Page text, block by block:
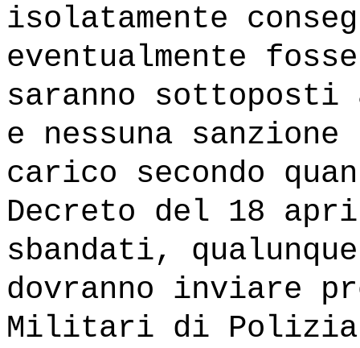
isolatamente
eventualmente
saranno sottoposti
e nessuna
carico secondo
Decreto del 18
sbandati,
dovranno inviare
Militari di Polizia